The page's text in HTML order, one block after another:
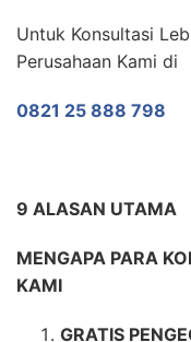
Untuk Konsultasi
Perusahaan Kami di
0821 25 888 798
9 ALASAN UTAMA
MENGAPA PARA
KAMI
GRATIS